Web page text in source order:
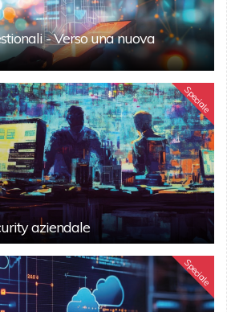
- Verso una nuova
Speciale
aziendale
Speciale